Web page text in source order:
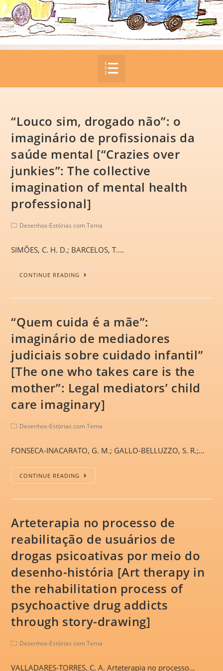
“Louco sim, drogado não”: o
imaginário de profissionais da
saúde mental [“Crazies over
junkies”: The collective
imagination of mental health
professional]
Desenhos-Estórias com Tema
SIMÕES, C. H. D.; BARCELOS, T.…
CONTINUE READING
“Quem cuida é a mãe”:
imaginário de mediadores
judiciais sobre cuidado infantil”
[The one who takes care is the
mother”: Legal mediators’ child
care imaginary]
Desenhos-Estórias com Tema
FONSECA-INACARATO, G. M.; GALLO-BELLUZZO, S. R.;…
CONTINUE READING
Arteterapia no processo de
reabilitação de usuários de
drogas psicoativas por meio do
desenho-história [Art therapy in
the rehabilitation process of
psychoactive drug addicts
through story-drawing]
Desenhos-Estórias com Tema
VALLADARES-TORRES, C. A. Arteterapia no processo…